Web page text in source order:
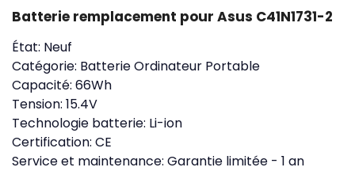
Batterie remplacement pour Asus C41N1731-2
État: Neuf
Catégorie: Batterie Ordinateur Portable
Capacité: 66Wh
Tension: 15.4V
Technologie batterie: Li-ion
Certification: CE
Service et maintenance: Garantie limitée - 1 an